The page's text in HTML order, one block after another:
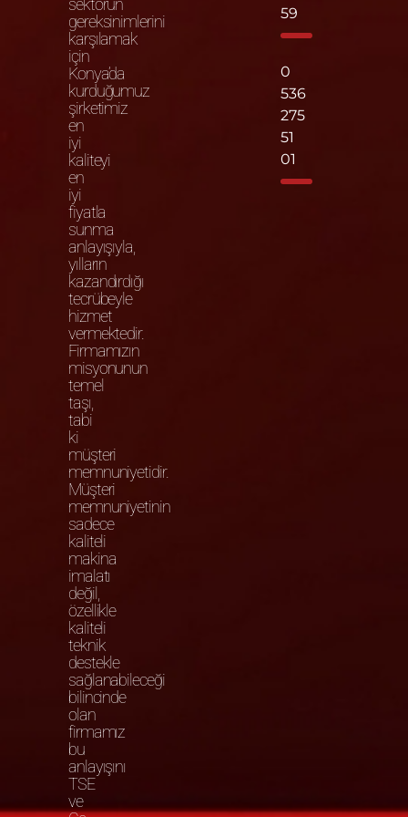
sektörün
gereksinimlerini
karşılamak
için
Konya’da
kurduğumuz
şirketimiz
en
iyi
kaliteyi
en
iyi
fiyatla
sunma
anlayışıyla,
yılların
kazandırdığı
tecrübeyle
hizmet
vermektedir.
Firmamızın
misyonunun
temel
taşı,
tabi
ki
müşteri
memnuniyetidir.
Müşteri
memnuniyetinin
sadece
kaliteli
makina
imalatı
değil,
özellikle
kaliteli
teknik
destekle
sağlanabileceği
bilincinde
olan
firmamız
bu
anlayışını
TSE
ve
59
0
536
275
51
01